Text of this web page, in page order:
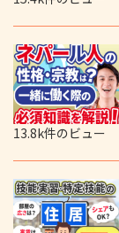
13.8k件のビュー